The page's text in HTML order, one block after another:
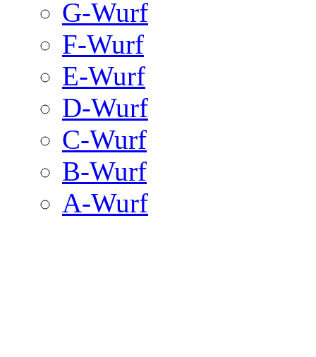
G-Wurf
F-Wurf
E-Wurf
D-Wurf
C-Wurf
B-Wurf
A-Wurf